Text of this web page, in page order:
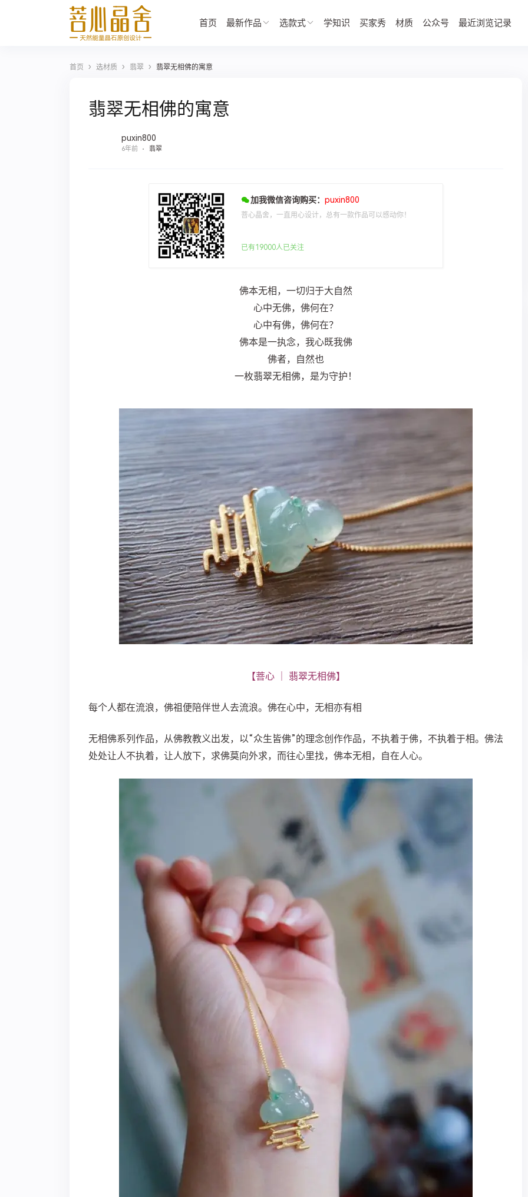
首页 最新作品 选款式 学知识 买家秀 材质 公众号 最近浏览记录
首页 › 选材质 › 翡翠 › 翡翠无相佛的寓意
翡翠无相佛的寓意
puxin800
6年前 翡翠
加我微信咨询购买： puxin800
菩心晶舍，一直用心设计，总有一款作品可以感动你！
已有19000人已关注
佛本无相，一切归于大自然
心中无佛，佛何在？
心中有佛，佛何在？
佛本是一执念，我心既我佛
佛者，自然也
一枚翡翠无相佛，是为守护！
【菩心 ｜ 翡翠无相佛】
每个人都在流浪，佛祖便陪伴世人去流浪。佛在心中，无相亦有相
无相佛系列作品，从佛教教义出发，以“众生皆佛”的理念创作作品，不执着于佛，不执着于相。佛法
处处让人不执着，让人放下，求佛莫向外求，而往心里找，佛本无相，自在人心。